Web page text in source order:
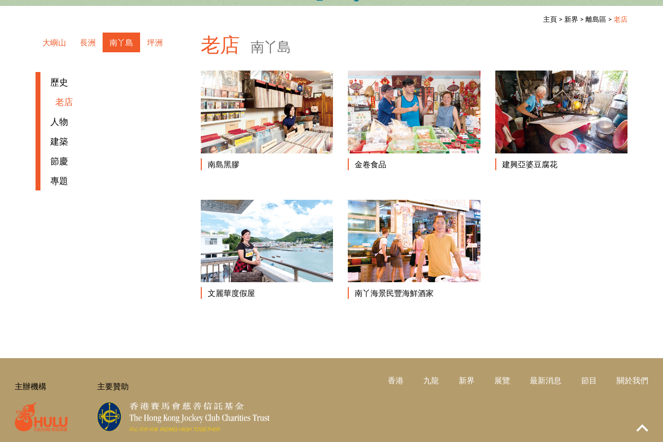
主頁 > 新界 > 離島區 > 老店
大嶼山 長洲 南丫島 坪洲
歷史
老店
人物
建築
節慶
專題
老店 南丫島
南島黑膠 金卷食品 建興亞婆豆腐花
文麗華度假屋 南丫海景民豐海鮮酒家
主辦機構 主要贊助
香港 九龍 新界 展覽 最新消息 節目 關於我們